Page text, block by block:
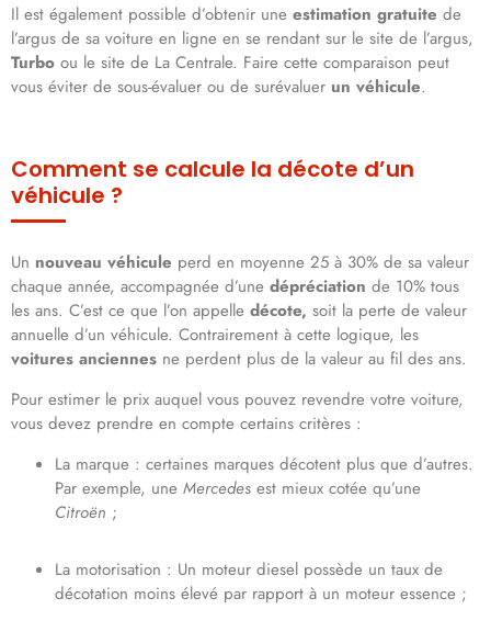
Il est également possible d’obtenir une estimation gratuite de
l’argus de sa voiture en ligne en se rendant sur le site de l’argus,
Turbo ou le site de La Centrale. Faire cette comparaison peut
vous éviter de sous-évaluer ou de surévaluer un véhicule.
Comment se calcule la décote d’un
véhicule ?
Un nouveau véhicule perd en moyenne 25 à 30% de sa valeur
chaque année, accompagnée d’une dépréciation de 10% tous
les ans. C’est ce que l’on appelle décote, soit la perte de valeur
annuelle d’un véhicule. Contrairement à cette logique, les
voitures anciennes ne perdent plus de la valeur au fil des ans.
Pour estimer le prix auquel vous pouvez revendre votre voiture,
vous devez prendre en compte certains critères :
La marque : certaines marques décotent plus que d’autres.
Par exemple, une Mercedes est mieux cotée qu’une
Citroën ;
La motorisation : Un moteur diesel possède un taux de
décotation moins élevé par rapport à un moteur essence ;